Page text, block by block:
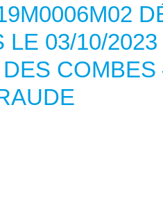
LE 03/10/
COMBES